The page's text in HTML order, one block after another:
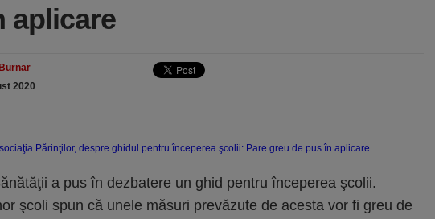
aplicare
2020
a pus în dezbatere un ghid pentru începerea şcolii.
şcoli spun că unele măsuri prevăzute de acesta vor fi greu de